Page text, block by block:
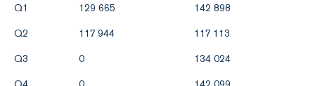
Q1
129 665
142 898
Q2
117 944
117 113
Q3
0
134 024